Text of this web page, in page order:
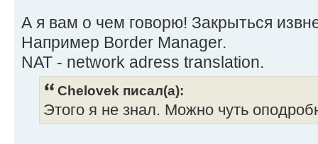
А я вам о чем говорю! Закрыться
Например Border Manager.
NAT - network adress translation.
Chelovek писал(а):
Этого я не знал. Можно чуть